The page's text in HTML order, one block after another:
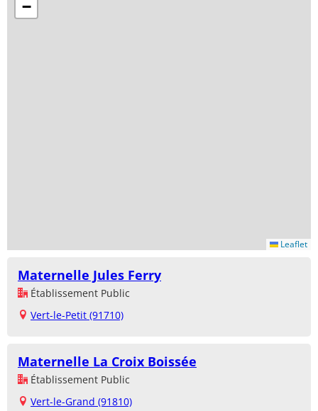
−
Leaflet
Maternelle Jules Ferry
Établissement Public
Vert-le-Petit (91710)
Maternelle La Croix Boissée
Établissement Public
Vert-le-Grand (91810)